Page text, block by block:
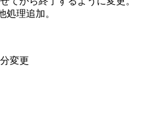
理追加。
変更